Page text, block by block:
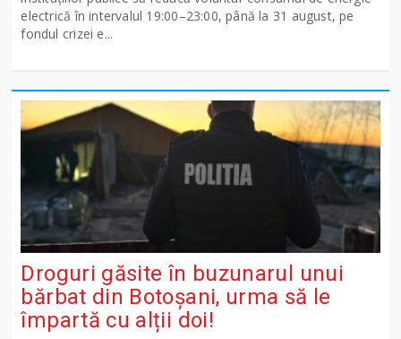
electrică în intervalul 19:00–23:00, până la 31 august, pe
fondul crizei e...
Droguri găsite în buzunarul unui
bărbat din Botoșani, urma să le
împartă cu alții doi!